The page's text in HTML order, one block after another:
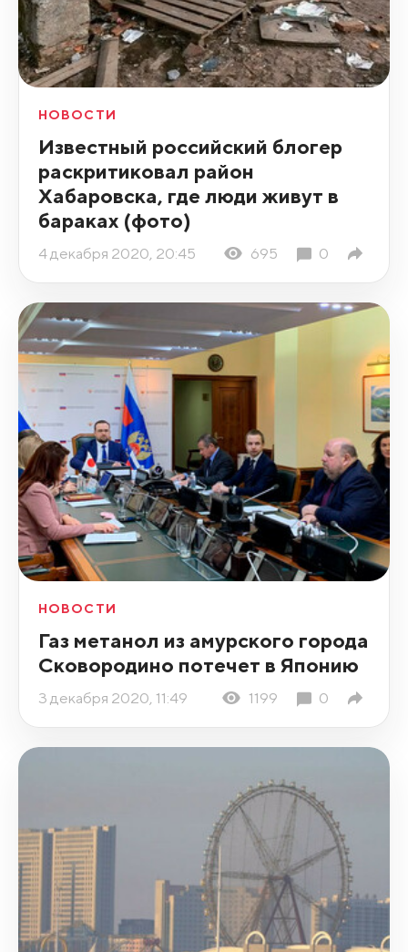
НОВОСТИ
Известный российский блогер
раскритиковал район
Хабаровска, где люди живут в
бараках (фото)
4 декабря 2020, 20:45 695 0
НОВОСТИ
Газ метанол из амурского города
Сковородино потечет в Японию
3 декабря 2020, 11:49 1199 0